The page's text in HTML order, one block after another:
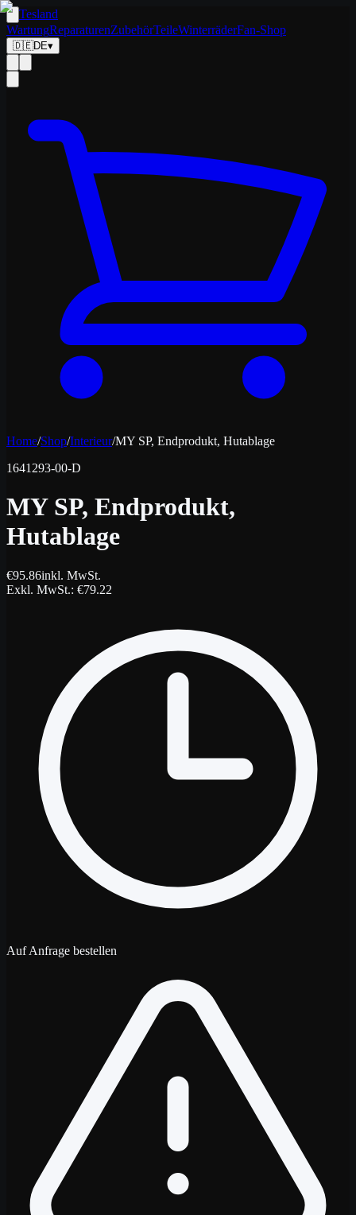
Tesland
WartungReparaturenZubehörTeileWinterräderFan-Shop
🇩🇪DE▾
Home/Shop/Interieur/MY SP, Endprodukt, Hutablage
1641293-00-D
MY SP, Endprodukt,
Hutablage
€95.86inkl. MwSt.
Exkl. MwSt.: €79.22
Auf Anfrage bestellen